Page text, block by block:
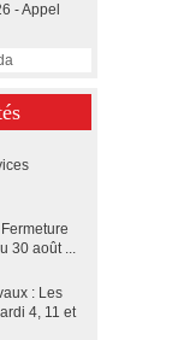
- Appel
30 août ...
: Les
4, 11 et